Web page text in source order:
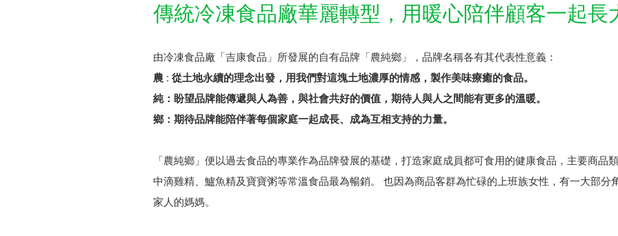
傳統冷凍食品廠華麗轉型，用暖心陪伴顧客一起長
由冷凍食品廠「吉康食品」所發展的自有品牌「農純鄉」，品牌名稱各有其代表性意義：
農 : 從土地永續的理念出發，用我們對這塊土地濃厚的情感，製作美味療癒的食品。
純：盼望品牌能傳遞與人為善，與社會共好的價值，期待人與人之間能有更多的溫暖。
鄉：期待品牌能陪伴著每個家庭一起成長、成為互相支持的力量。
「農純鄉」便以過去食品的專業作為品牌發展的基礎，打造家庭成員都可食用的健康食品，主要商品
中滴雞精、鱸魚精及寶寶粥等常溫食品最為暢銷。 也因為商品客群為忙碌的上班族女性，有一大部分
家人的媽媽。